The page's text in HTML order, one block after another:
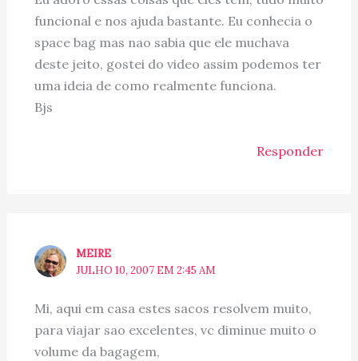
funcional e nos ajuda bastante. Eu conhecia o
space bag mas nao sabia que ele muchava
deste jeito, gostei do video assim podemos ter
uma ideia de como realmente funciona.
Bjs
Responder
MEIRE
JULHO 10, 2007 EM 2:45 AM
Mi, aqui em casa estes sacos resolvem muito,
para viajar sao excelentes, vc diminue muito o
volume da bagagem,